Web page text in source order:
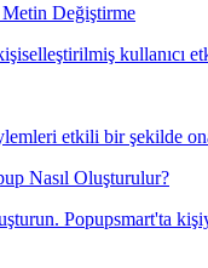
Metin Değiştirme
kullanıcı
etkili bir şekilde
Nasıl Oluşturulur?
Popupsmart'ta